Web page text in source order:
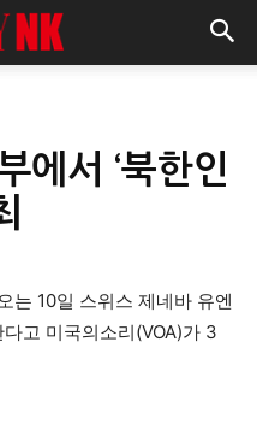
에서 ‘북한인
는 10일 스위스 제네바 유엔
고 미국의소리(VOA)가 3